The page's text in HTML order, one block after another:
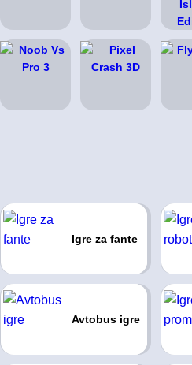
Igre za fante
Avtobus igre